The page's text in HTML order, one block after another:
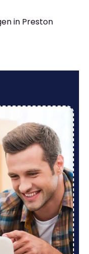
in Preston